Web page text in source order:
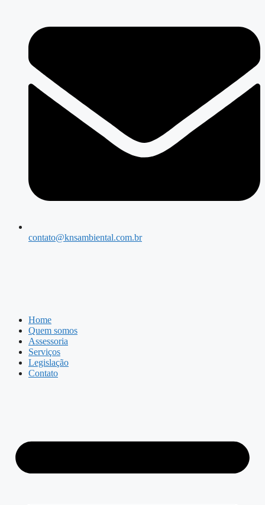
contato@knsambiental.com.br
Home
Quem somos
Assessoria
Serviços
Legislação
Contato